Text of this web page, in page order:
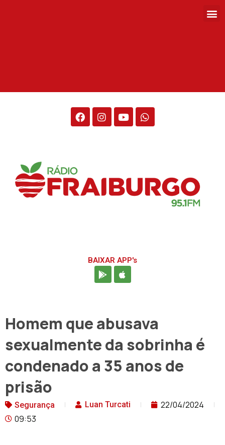
BAIXAR APP's
Homem que abusava
sexualmente da sobrinha é
condenado a 35 anos de
prisão
Segurança Luan Turcati
22/04/2024
09:53